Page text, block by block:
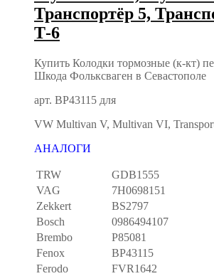
Транспортёр 5,
Т-6
Купить Колодки тормозные (к-кт)
Шкода Фольксваген в Севастополе
арт. BP43115 для
VW Multivan V, Multivan VI,
АНАЛОГИ
TRW
GDB1555
VAG
7H0698151
Zekkert
BS2797
Bosch
0986494107
Brembo
P85081
Fenox
BP43115
Ferodo
FVR1642